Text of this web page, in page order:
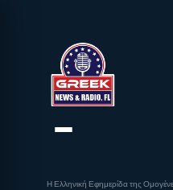
Η Ελληνική Εφημερίδα της